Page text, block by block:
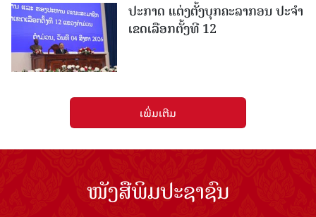
ປະກາດ ແຕ່ງຕັ້ງບຸກຄະລາກອນ ປະຈໍາ
ເຂດເລືອກຕັ້ງທີ 12
ເພີ່ມເຕີມ
ໜັງສືພິມປະຊາຊົນ